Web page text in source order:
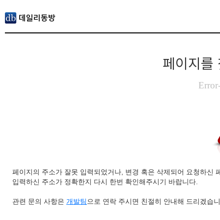
페이지를
페이지의 주소가 잘못 입력되었거나, 변경 혹은 삭제되어 요청하신
입력하신 주소가 정확한지 다시 한번 확인해주시기 바랍니다.
관련 문의 사항은 개발팀 으로 연락 주시면 친절히 안내해 드리겠습